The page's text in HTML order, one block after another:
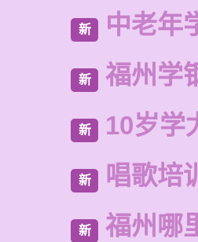
新 中老年
新 福州学
新 10岁学
新 唱歌培
新 福州哪